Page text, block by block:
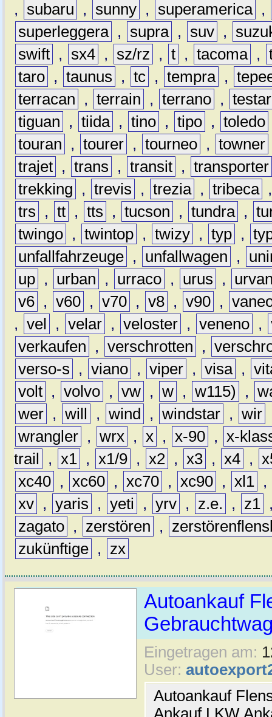
,
subaru , sunny , superamerica ,
superleggera , supra , suv ,
swift , sx4 , sz/rz , t , tacoma ,
taro , taunus , tc , tempra ,
terracan
, terrain , terrano ,
tiguan
, tiida , tino , tipo , toledo
touran
, tourer , tourneo , towner
trajet , trans , transit , transporter
trekking
, trevis , trezia , tribeca
trs
, tt , tts , tucson , tundra ,
twingo , twintop , twizy , typ ,
unfallfahrzeuge , unfallwagen ,
up , urban , urraco , urus ,
v6 , v60 , v70 , v8 , v90 ,
, vel , velar , veloster , veneno ,
verkaufen
, verschrotten ,
verso-s
, viano , viper , visa ,
volt , volvo , vw , w , w115) ,
wer , will , wind , windstar , wir
wrangler , wrx , x , x-90 , x-
trail
, x1 , x1/9 , x2 , x3 , x4 ,
xc40 , xc60 , xc70 , xc90 , xl1 ,
xv , yaris , yeti , yrv , z.e. , z1
zagato , zerstören ,
zukünftige , zx
Autoankauf
Eingetragen am:
User:
Autoankauf
Ankauf LKW